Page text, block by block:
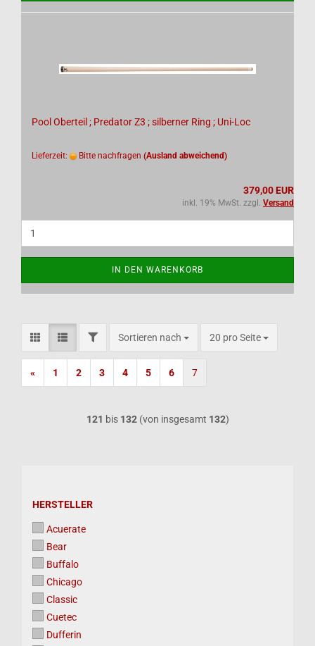
Pool Oberteil ; Predator Z3 ; silberner Ring ; Uni-Loc
Lieferzeit: Bitte nachfragen (Ausland abweichend)
379,00 EUR
inkl. 19% MwSt. zzgl. Versand
IN DEN WARENKORB
FILTERSortieren nach
Sortieren nach 20 pro Seite
pro Seite
« 1 2 3 4 5 6 7
121 bis 132(von insgesamt 132)
HERSTELLER
HERSTELLER
Acuerate
Bear
Buffalo
Chicago
Classic
Cuetec
Dufferin